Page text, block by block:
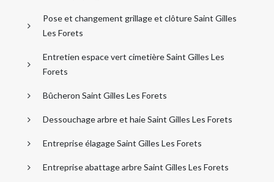
Pose et changement grillage et clôture Saint Gilles
Les Forets
Entretien espace vert cimetière Saint Gilles Les
Forets
Bûcheron Saint Gilles Les Forets
Dessouchage arbre et haie Saint Gilles Les Forets
Entreprise élagage Saint Gilles Les Forets
Entreprise abattage arbre Saint Gilles Les Forets